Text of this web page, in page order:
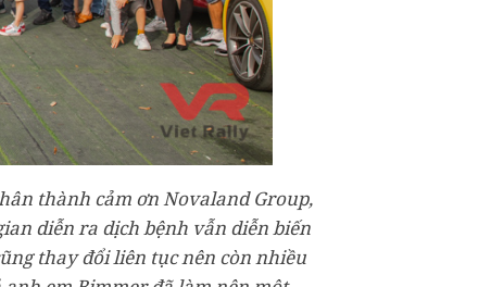
thành cảm ơn Novaland Group,
diễn ra dịch bệnh vẫn diễn biến
thay đổi liên tục nên còn nhiều